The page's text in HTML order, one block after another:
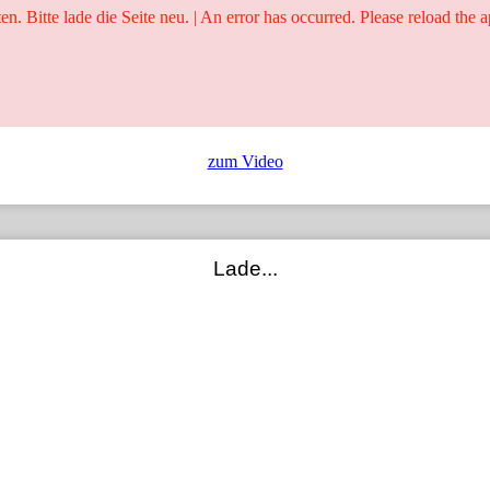
zum Video
Lade...
Bitte lade die Seite neu. | An error has occurred. Please reload the